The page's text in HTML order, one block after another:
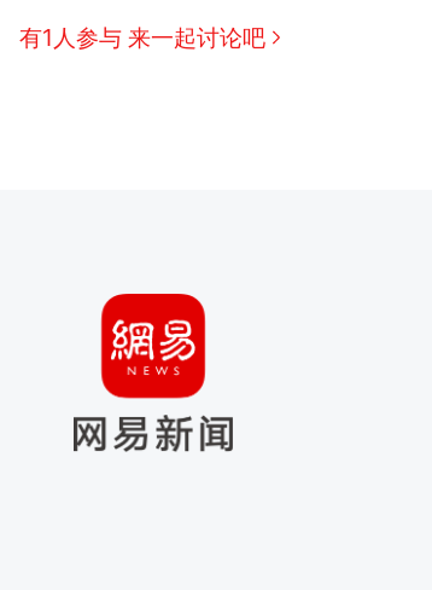
有1人参与 来一起讨论吧